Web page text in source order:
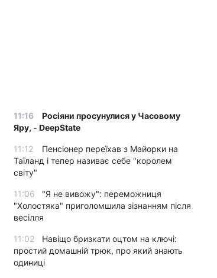
11:16
Росіяни просунулися у Часовому
Яру, - DeepState
11:12
Пенсіонер переїхав з Майорки на
Таїланд і тепер називає себе "королем
світу"
11:06
"Я не вивожу": переможниця
"Холостяка" приголомшила зізнанням після
весілля
11:02
Навіщо бризкати оцтом на ключі:
простий домашній трюк, про який знають
одиниці